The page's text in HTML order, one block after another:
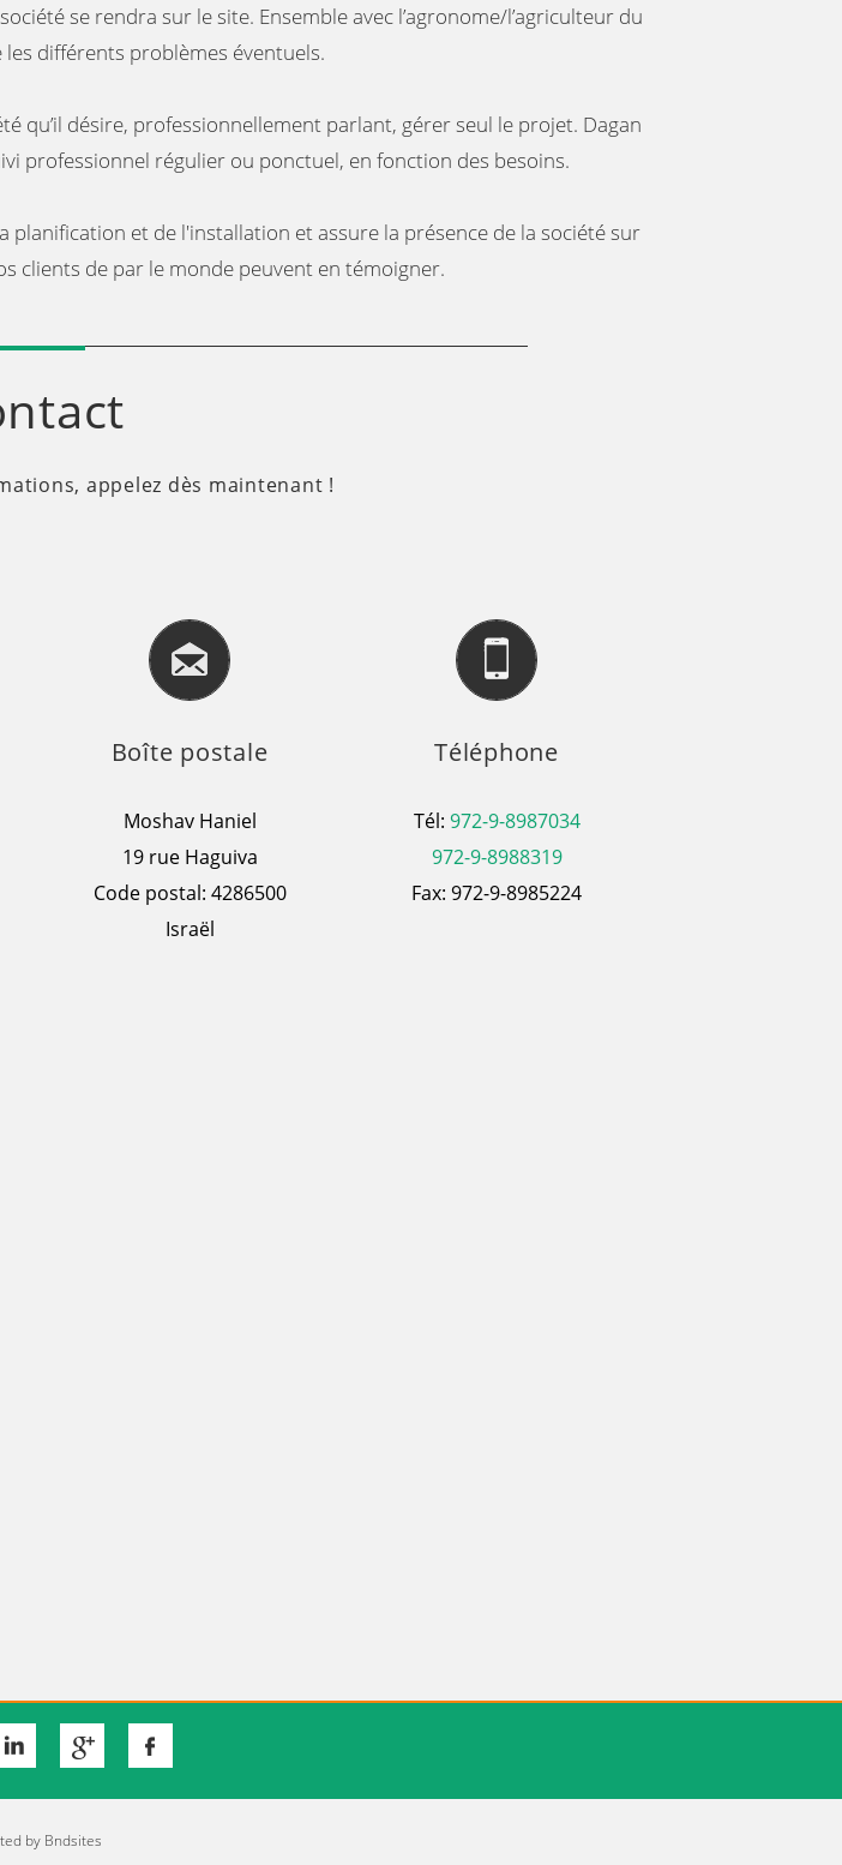
se rendra sur le site. Ensemble avec l’agronome/l’agriculteur du
différents problèmes éventuels.
qu’il désire, professionnellement parlant, gérer seul le projet. Dagan
professionnel régulier ou ponctuel, en fonction des besoins.
planification et de l'installation et assure la présence de la société sur
clients de par le monde peuvent en témoigner.
appelez dès maintenant !
Boîte postale
Moshav Haniel
19 rue Haguiva
Code postal: 4286500
Israël
Téléphone
Tél: 972-9-8987034
972-9-8988319
Fax: 972-9-8985224
by Bndsites